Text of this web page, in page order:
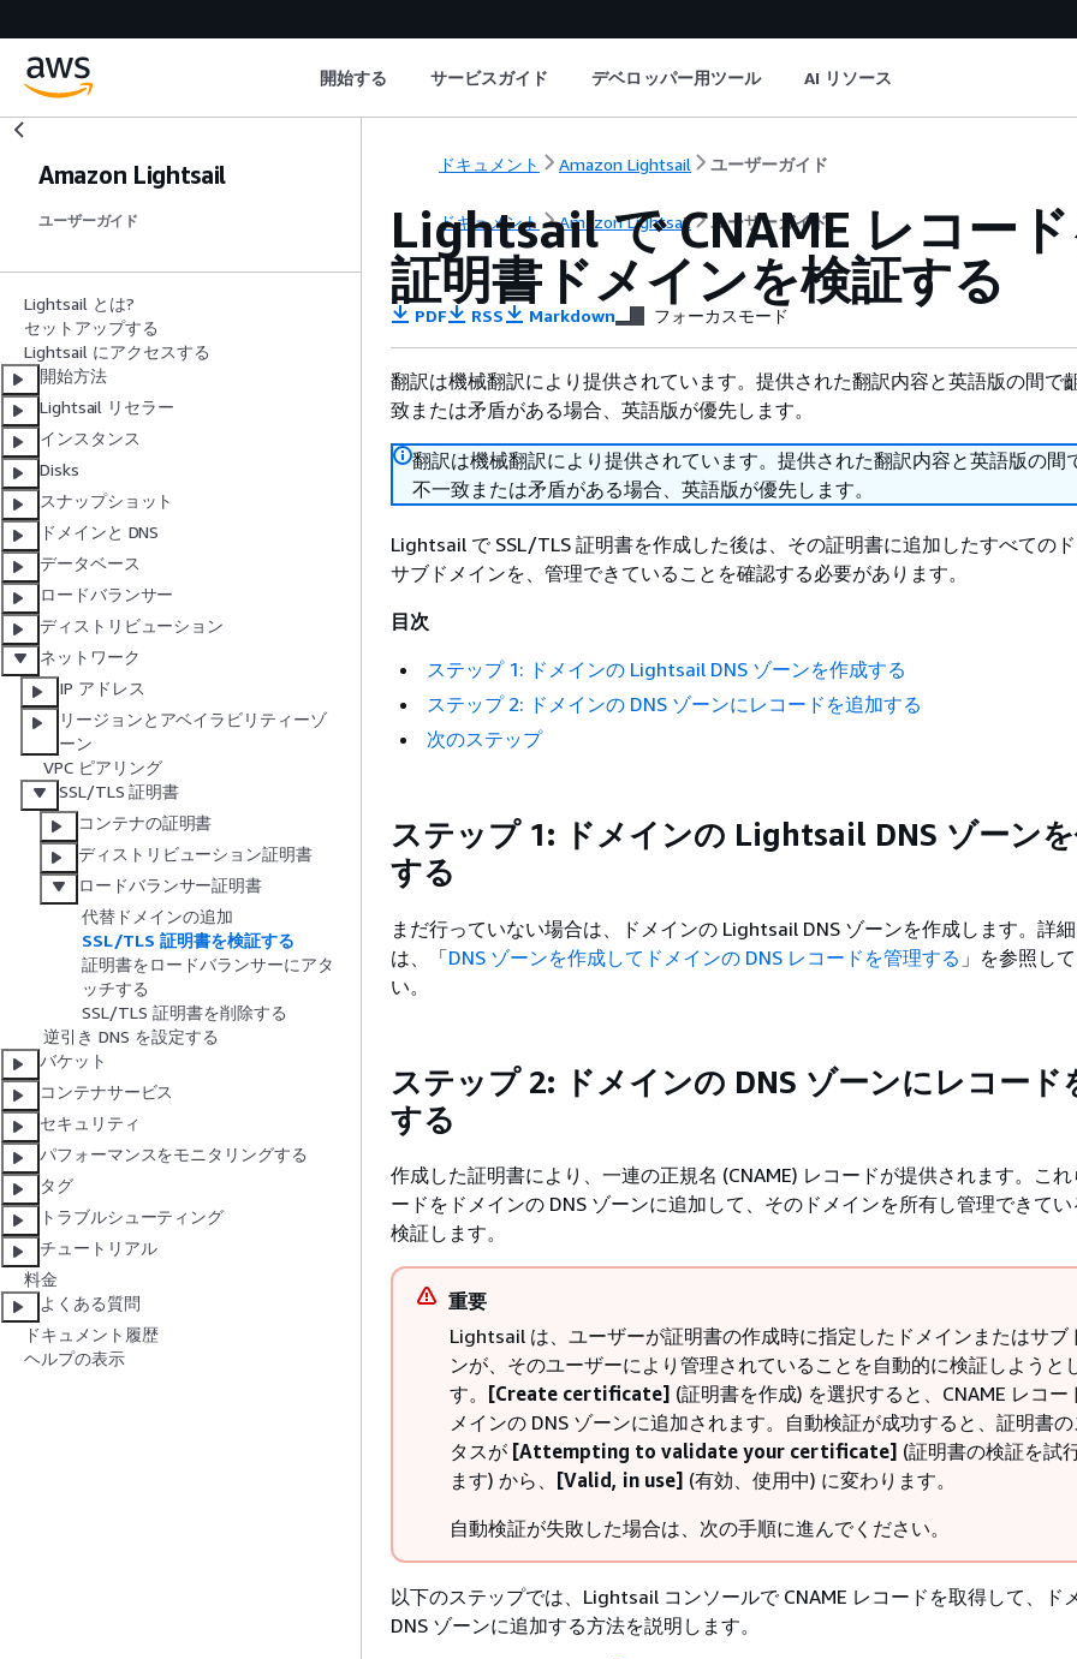
開始する サービスガイド デベロッパー用ツール AI リソース
Amazon Lightsail
ユーザーガイド
Lightsail とは?
セットアップする
Lightsail にアクセスする
開始方法
Lightsail リセラー
インスタンス
Disks
スナップショット
ドメインと DNS
データベース
ロードバランサー
ディストリビューション
ネットワーク
IP アドレス
リージョンとアベイラビリティーゾ
ーン
VPC ピアリング
SSL/TLS 証明書
コンテナの証明書
ディストリビューション証明書
ロードバランサー証明書
代替ドメインの追加
SSL/TLS 証明書を検証する
証明書をロードバランサーにアタ
ッチする
SSL/TLS 証明書を削除する
逆引き DNS を設定する
バケット
コンテナサービス
セキュリティ
パフォーマンスをモニタリングする
タグ
トラブルシューティング
チュートリアル
料金
よくある質問
ドキュメント履歴
ヘルプの表示
ドキュメント Amazon Lightsail ユーザーガイド
ドキュメント Amazon Lightsail ユーザーガイド
Lightsail で CNAME レコー
証明書ドメインを検証する
PDF RSS Markdown フォーカスモード
翻訳は機械翻訳により提供されています。提供された翻訳内容と英語版の間で
致または矛盾がある場合、英語版が優先します。
翻訳は機械翻訳により提供されています。提供された翻訳内容と英語版の間
不一致または矛盾がある場合、英語版が優先します。
Lightsail で SSL/TLS 証明書を作成した後は、その証明書に追加したすべての
サブドメインを、管理できていることを確認する必要があります。
目次
ステップ 1: ドメインの Lightsail DNS ゾーンを作成する
ステップ 2: ドメインの DNS ゾーンにレコードを追加する
次のステップ
ステップ 1: ドメインの Lightsail DNS ゾーン
する
まだ行っていない場合は、ドメインの Lightsail DNS ゾーンを作成します。詳
は、「DNS ゾーンを作成してドメインの DNS レコードを管理する 」を参照し
い。
ステップ 2: ドメインの DNS ゾーンにレコード
する
作成した証明書により、一連の正規名 (CNAME) レコードが提供されます。これ
ードをドメインの DNS ゾーンに追加して、そのドメインを所有し管理できて
検証します。
重要
Lightsail は、ユーザーが証明書の作成時に指定したドメインまたはサブ
ンが、そのユーザーにより管理されていることを自動的に検証しようと
す。
[Create certificate] (証明書を作成) を選択すると、CNAME レコー
メインの DNS ゾーンに追加されます。自動検証が成功すると、証明書
タスが [Attempting to validate your certificate] (証明書の検証を試
ます) から、
[Valid, in use] (有効、使用中) に変わります。
自動検証が失敗した場合は、次の手順に進んでください。
以下のステップでは、Lightsail コンソールで CNAME レコードを取得して、ド
DNS ゾーンに追加する方法を説明します。